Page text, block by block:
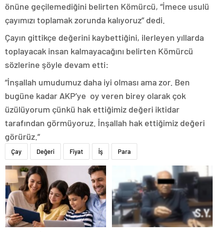
önüne geçilemediğini belirten Kömürcü, “İmece usulü
çayımızı toplamak zorunda kalıyoruz” dedi.
Çayın gittikçe değerini kaybettiğini, ilerleyen yıllarda
toplayacak insan kalmayacağını belirten Kömürcü
sözlerine şöyle devam etti:
“İnşallah umudumuz daha iyi olması ama zor. Ben
bugüne kadar AKP’ye oy veren birey olarak çok
üzülüyorum çünkü hak ettiğimiz değeri iktidar
tarafından görmüyoruz. İnşallah hak ettiğimiz değeri
görürüz.”
Çay Değeri Fiyat İş Para